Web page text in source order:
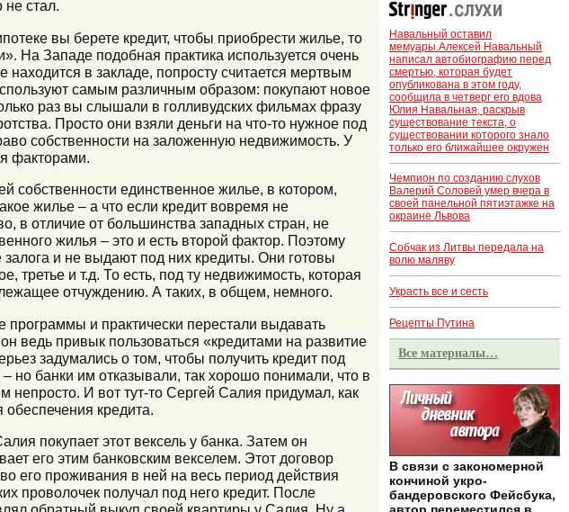
стал.
вы берете кредит, чтобы приобрести жилье, то
На Западе подобная практика используется очень
в закладе, попросту считается мертвым
самым различным образом: покупают новое
раз вы слышали в голливудских фильмах фразу
Просто они взяли деньги на что-то нужное под
собственности на заложенную недвижимость. У
факторами.
собственности единственное жилье, в котором,
жилье – а что если кредит вовремя не
в отличие от большинства западных стран, не
жилья – это и есть второй фактор. Поэтому
и не выдают под них кредиты. Они готовы
третье и т.д. То есть, под ту недвижимость, которая
отчуждению. А таких, в общем, немного.
и практически перестали выдавать
ведь привык пользоваться «кредитами на развитие
задумались о том, чтобы получить кредит под
но банки им отказывали, так хорошо понимали, что в
непросто. И вот тут-то Сергей Салия придумал, как
кредита.
покупает этот вексель у банка. Затем он
его этим банковским векселем. Этот договор
его проживания в ней на весь период действия
проволочек получал под него кредит. После
Навальный оставил
мемуары.Алексей Навальный
написал автобиографию перед
смертью, которая будет
опубликована в этом году,
сообщила в четверг его вдова
Юлия Навальная, раскрыв
существование текста, о
существовании которого знало
только его ближайшее окружен
Чемпион по созданию слухов
Валерий Соловей умер вчера в
своей панельной пятиэтажке на
окраине Львова
Собчак из Литвы передала на
волю маляву
Украсть все и сесть
Рецепты Путина
Все материалы…
В связи с закономерной
кончиной укро-
бандеровского Фейсбука,